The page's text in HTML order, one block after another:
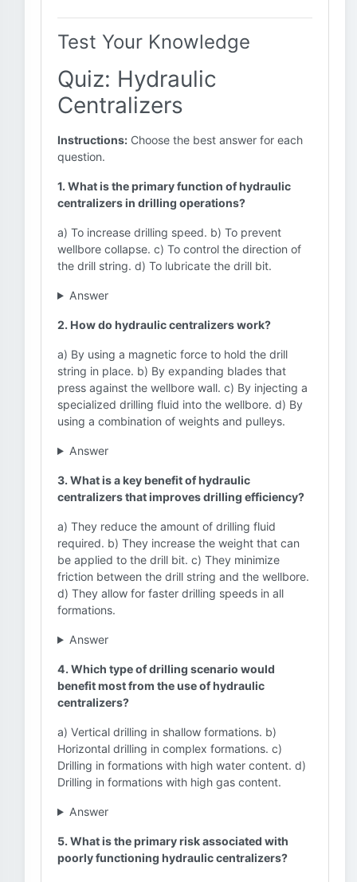
Test Your Knowledge
Quiz: Hydraulic
Centralizers
Instructions: Choose the best answer for each
question.
1. What is the primary function of hydraulic
centralizers in drilling operations?
a) To increase drilling speed. b) To prevent
wellbore collapse. c) To control the direction of
the drill string. d) To lubricate the drill bit.
Answer
2. How do hydraulic centralizers work?
a) By using a magnetic force to hold the drill
string in place. b) By expanding blades that
press against the wellbore wall. c) By injecting a
specialized drilling fluid into the wellbore. d) By
using a combination of weights and pulleys.
Answer
3. What is a key benefit of hydraulic
centralizers that improves drilling efficiency?
a) They reduce the amount of drilling fluid
required. b) They increase the weight that can
be applied to the drill bit. c) They minimize
friction between the drill string and the wellbore.
d) They allow for faster drilling speeds in all
formations.
Answer
4. Which type of drilling scenario would
benefit most from the use of hydraulic
centralizers?
a) Vertical drilling in shallow formations. b)
Horizontal drilling in complex formations. c)
Drilling in formations with high water content. d)
Drilling in formations with high gas content.
Answer
5. What is the primary risk associated with
poorly functioning hydraulic centralizers?